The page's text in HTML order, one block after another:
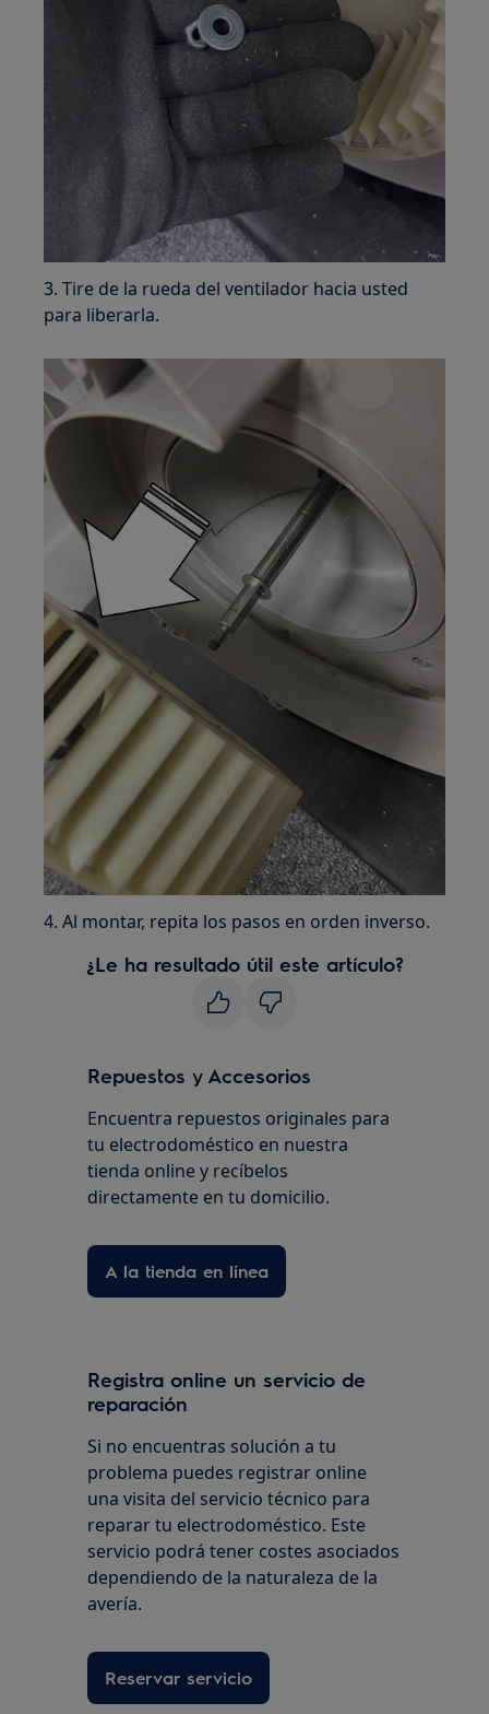
3. Tire de la rueda del ventilador hacia usted
para liberarla.
4. Al montar, repita los pasos en orden inverso.
¿Le ha resultado útil este artículo?
Repuestos y Accesorios
Encuentra repuestos originales para
tu electrodoméstico en nuestra
tienda online y recíbelos
directamente en tu domicilio.
A la tienda en línea
Registra online un servicio de
reparación
Si no encuentras solución a tu
problema puedes registrar online
una visita del servicio técnico para
reparar tu electrodoméstico. Este
servicio podrá tener costes asociados
dependiendo de la naturaleza de la
avería.
Reservar servicio